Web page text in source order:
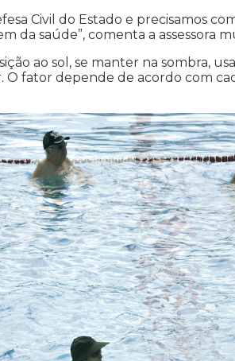
Civil do Estado e precisamos
da saúde”, comenta a assessora
ao sol, se manter na sombra,
O fator depende de acordo com